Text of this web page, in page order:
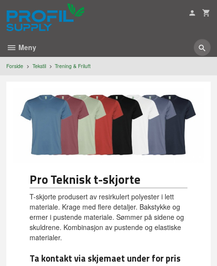
innholdet
Meny
Forside Tekstil Trening & Friluft
Pro Teknisk t-skjorte
T-skjorte produsert av resirkulert polyester i lett
materiale. Krage med flere detaljer. Bakstykke og
ermer i pustende materiale. Sømmer på sidene og
skuldrene. Kombinasjon av pustende og elastiske
materialer.
Ta kontakt via skjemaet under for pris